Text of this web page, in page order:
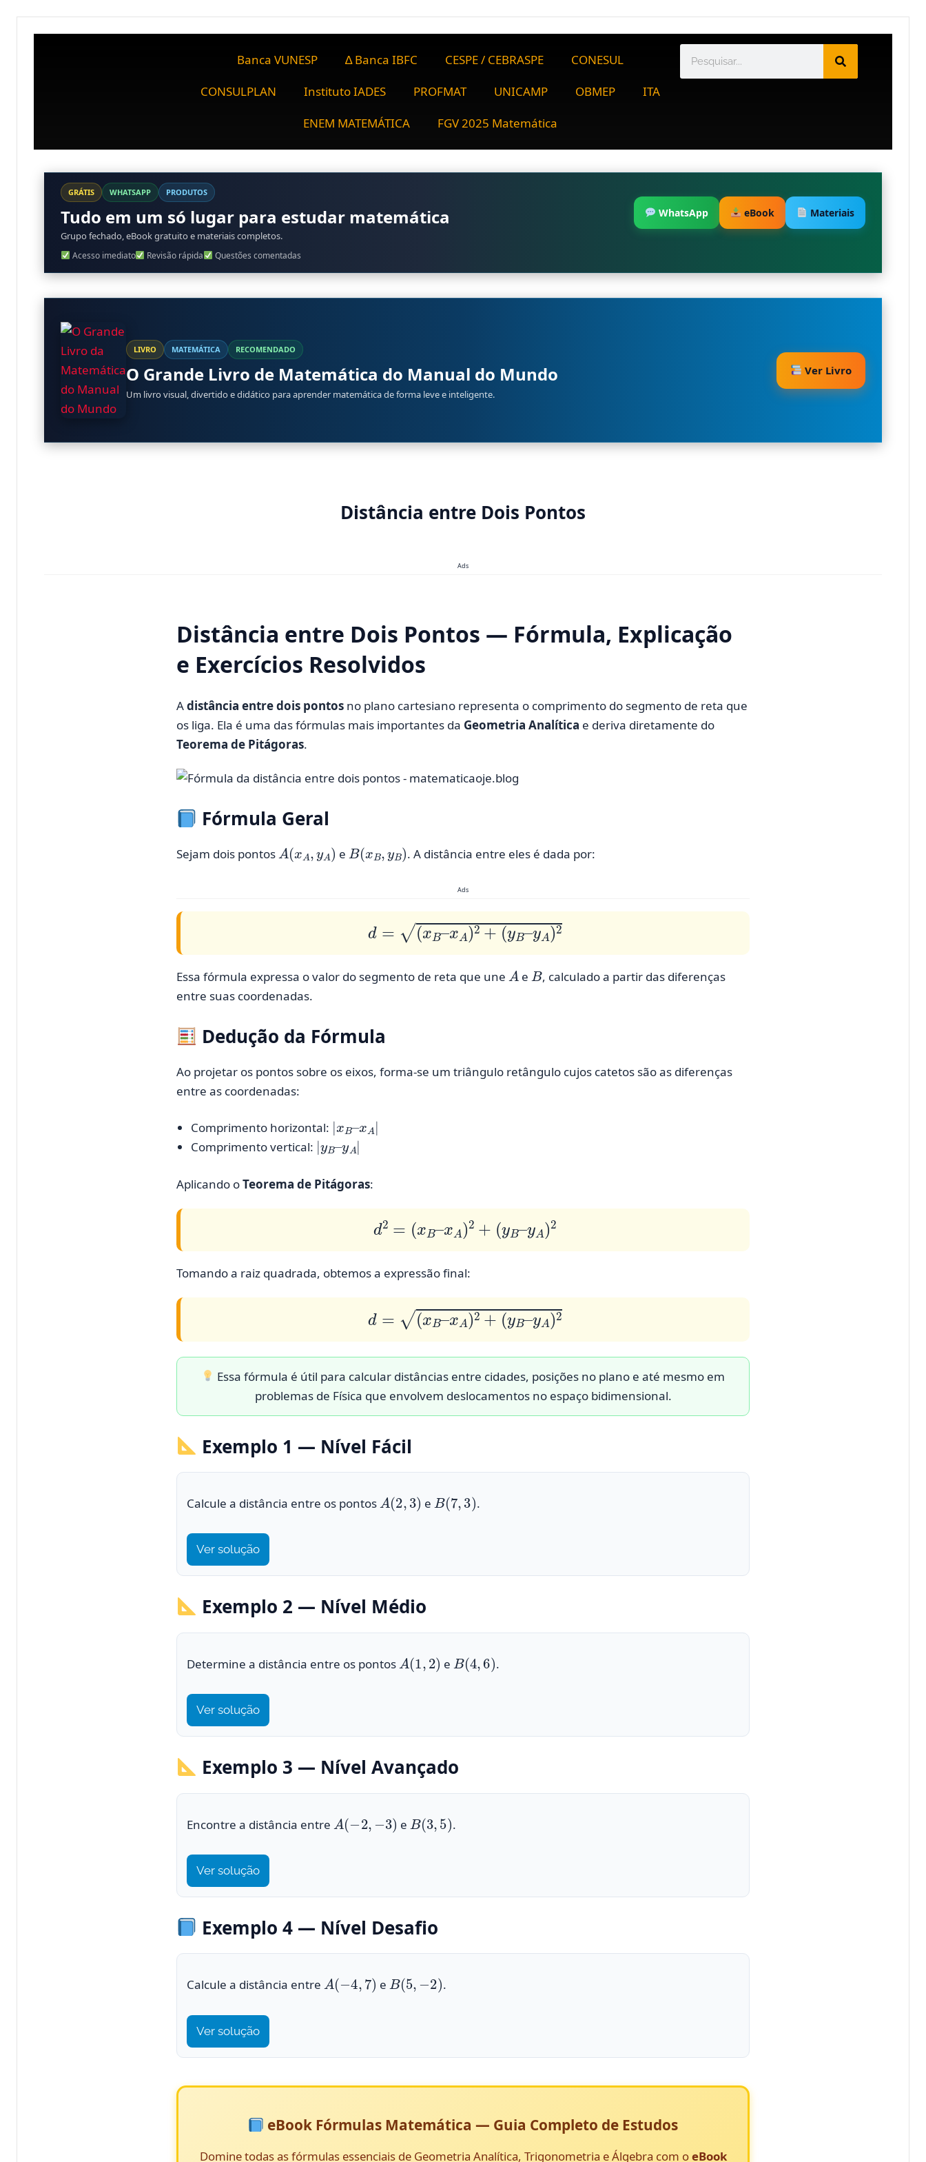
Banca VUNESP ∆ Banca IBFC CESPE / CEBRASPE
CONESUL
CONSULPLAN
Instituto IADES PROFMAT UNICAMP OBMEP
ITA
ENEM MATEMÁTICA
FGV 2025 Matemática
GRÁTIS WHATSAPP PRODUTOS
Tudo em um só lugar para estudar matemática
Grupo fechado, eBook gratuito e materiais completos.
WhatsApp eBook Materiais
Acesso imediato Revisão rápida Questões comentadas
LIVRO MATEMÁTICA RECOMENDADO
O Grande Livro de Matemática do Manual do Mundo
Um livro visual, divertido e didático para aprender matemática de forma leve e inteligente.
Ver Livro
Distância entre Dois Pontos
Ads
Distância entre Dois Pontos — Fórmula, Explicação
e Exercícios Resolvidos
Adistância entre dois pontos no plano cartesiano representa o comprimento do segmento de reta que
os liga. Ela é uma das fórmulas mais importantes da Geometria Analítica e deriva diretamente do
Teorema de Pitágoras.
Fórmula Geral
Sejam dois pontos
A x )
e
B(x )
. A distância entre eles é dada por:
Ads
d B–xA)2+(yB–yA)2
Essa fórmula expressa o valor do segmento de reta que une
A
e
B
, calculado a partir das diferenças
entre suas coordenadas.
Dedução da Fórmula
Ao projetar os pontos sobre os eixos, forma-se um triângulo retângulo cujos catetos são as diferenças
entre as coordenadas:
Comprimento horizontal:
|x
Comprimento vertical:
|y B–
yA |
Aplicando oTeorema de Pitágoras:
d2 x )2 yB )2
Tomando a raiz quadrada, obtemos a expressão final:
B–xA)2+(yB–yA)2
Essa fórmula é útil para calcular distâncias entre cidades, posições no plano e até mesmo em
problemas de Física que envolvem deslocamentos no espaço bidimensional.
Exemplo 1 — Nível Fácil
Calcule a distância entre os pontos
A 2 3)
e
B(7 3)
.
Ver solução
Exemplo 2 — Nível Médio
Determine a distância entre os pontos
A 1 2)
e
B(4, 6)
.
Ver solução
Exemplo 3 — Nível Avançado
Encontre a distância entre
A −
e
3 5)
.
Ver solução
Exemplo 4 — Nível Desafio
Calcule a distância entre
A − , 7)
e
B(5, 2)
.
Ver solução
eBook Fórmulas Matemática — Guia Completo de Estudos
Domine todas as fórmulas essenciais de Geometria Analítica, Trigonometria e Álgebra com oeBook